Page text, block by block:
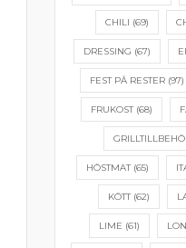
CHILI (69)
DRESSING (67)
FEST PÅ RESTER (97)
FRUKOST(68)
HÖSTMAT(65)
KÖTT(62)
LIME (61)